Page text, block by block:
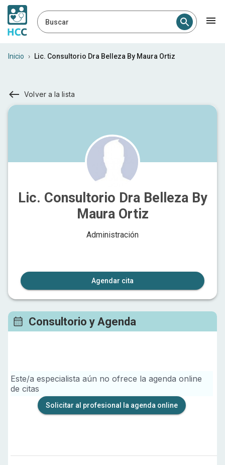
Buscar
Inicio › Lic. Consultorio Dra Belleza By Maura Ortiz
Volver a la lista
Lic. Consultorio Dra Belleza By
Maura Ortiz
Administración
Agendar cita
Consultorio y Agenda
Este/a especialista aún no ofrece la agenda online
de citas
Solicitar al profesional la agenda online